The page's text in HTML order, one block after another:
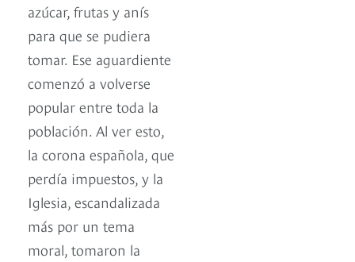
azúcar, frutas y anís
para que se pudiera
tomar. Ese aguardiente
comenzó a volverse
popular entre toda la
población. Al ver esto,
la corona española, que
perdía impuestos, y la
Iglesia, escandalizada
más por un tema
moral, tomaron la